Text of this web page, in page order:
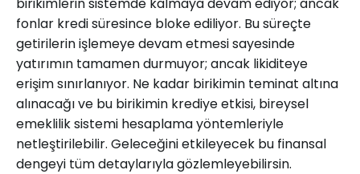
fonlar kredi süresince bloke ediliyor. Bu süreçte
getirilerin işlemeye devam etmesi sayesinde
yatırımın tamamen durmuyor; ancak likiditeye
erişim sınırlanıyor. Ne kadar birikimin teminat altına
alınacağı ve bu birikimin krediye etkisi, bireysel
emeklilik sistemi hesaplama yöntemleriyle
netleştirilebilir. Geleceğini etkileyecek bu finansal
dengeyi tüm detaylarıyla gözlemleyebilirsin.